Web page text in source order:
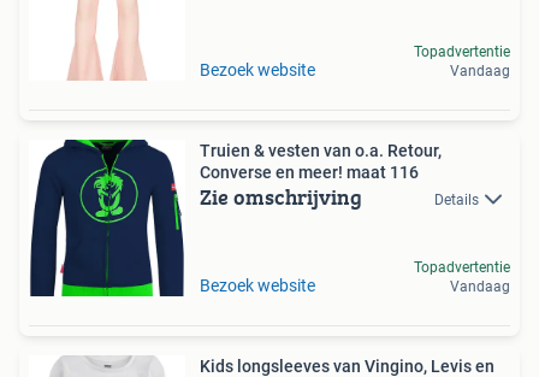
Bezoek website
Topadvertentie
Vandaag
Truien & vesten van o.a. Retour,
Converse en meer! maat 116
Zie omschrijving Details
Bezoek website
Topadvertentie
Vandaag
Kids longsleeves van Vingino, Levis en